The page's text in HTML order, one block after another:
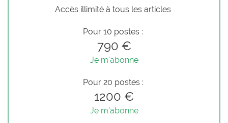
Accès illimité à tous les articles
Pour 10 postes :
790 €
Je m'abonne
Pour 20 postes :
1200 €
Je m'abonne